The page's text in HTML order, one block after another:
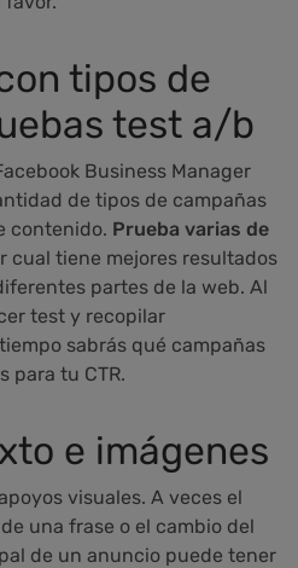
tipos de
test a/b
Business Manager
de tipos de campañas
contenido. Prueba varias de
cual tiene mejores resultados
partes de la web. Al
test y recopilar
sabrás qué campañas
para tu CTR.
e imágenes
visuales. A veces el
una frase o el cambio del
de un anuncio puede tener